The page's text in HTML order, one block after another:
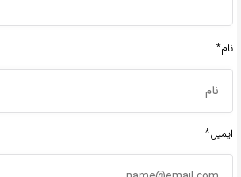
نام*
ایمیل*